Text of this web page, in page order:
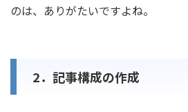
のは、ありがたいですよね。
2．記事構成の作成